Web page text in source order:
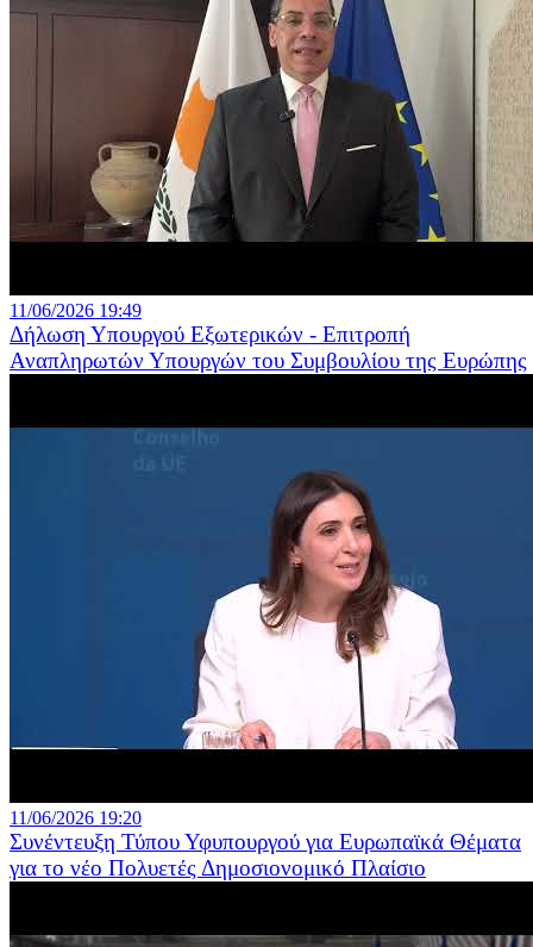
11/06/2026 19:49
Δήλωση Υπουργού Εξωτερικών - Επιτροπή
Αναπληρωτών Υπουργών του Συμβουλίου της Ευρώπης
11/06/2026 19:20
Συνέντευξη Τύπου Υφυπουργού για Ευρωπαϊκά Θέματα
για το νέο Πολυετές Δημοσιονομικό Πλαίσιο